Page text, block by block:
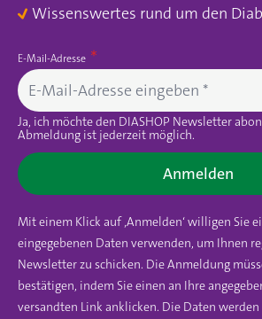
Wissenswertes rund um den
E-Mail-Adresse
Ja, ich möchte den DIASHOP Newsletter
Abmeldung ist jederzeit möglich.
Anmelden
Mit einem Klick auf ‚Anmelden‘ willigen Sie
eingegebenen Daten verwenden, um Ihnen
Newsletter zu schicken. Die Anmeldung
bestätigen, indem Sie einen an Ihre
versandten Link anklicken. Die Daten werden